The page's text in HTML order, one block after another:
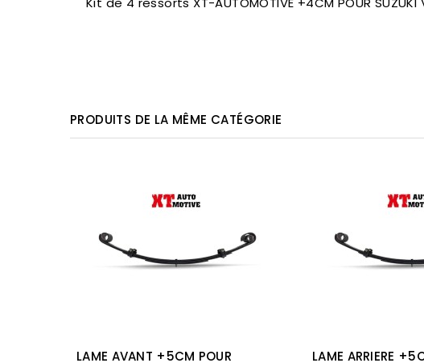
PRODUITS DE LA MÊME CATÉGORIE
LAME AVANT +5CM POUR
LAME ARRIERE